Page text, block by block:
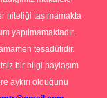
niteliği taşımamakta
yapılmamaktadır.
tesadüfidir.
bir bilgi paylaşım
aykırı olduğunu